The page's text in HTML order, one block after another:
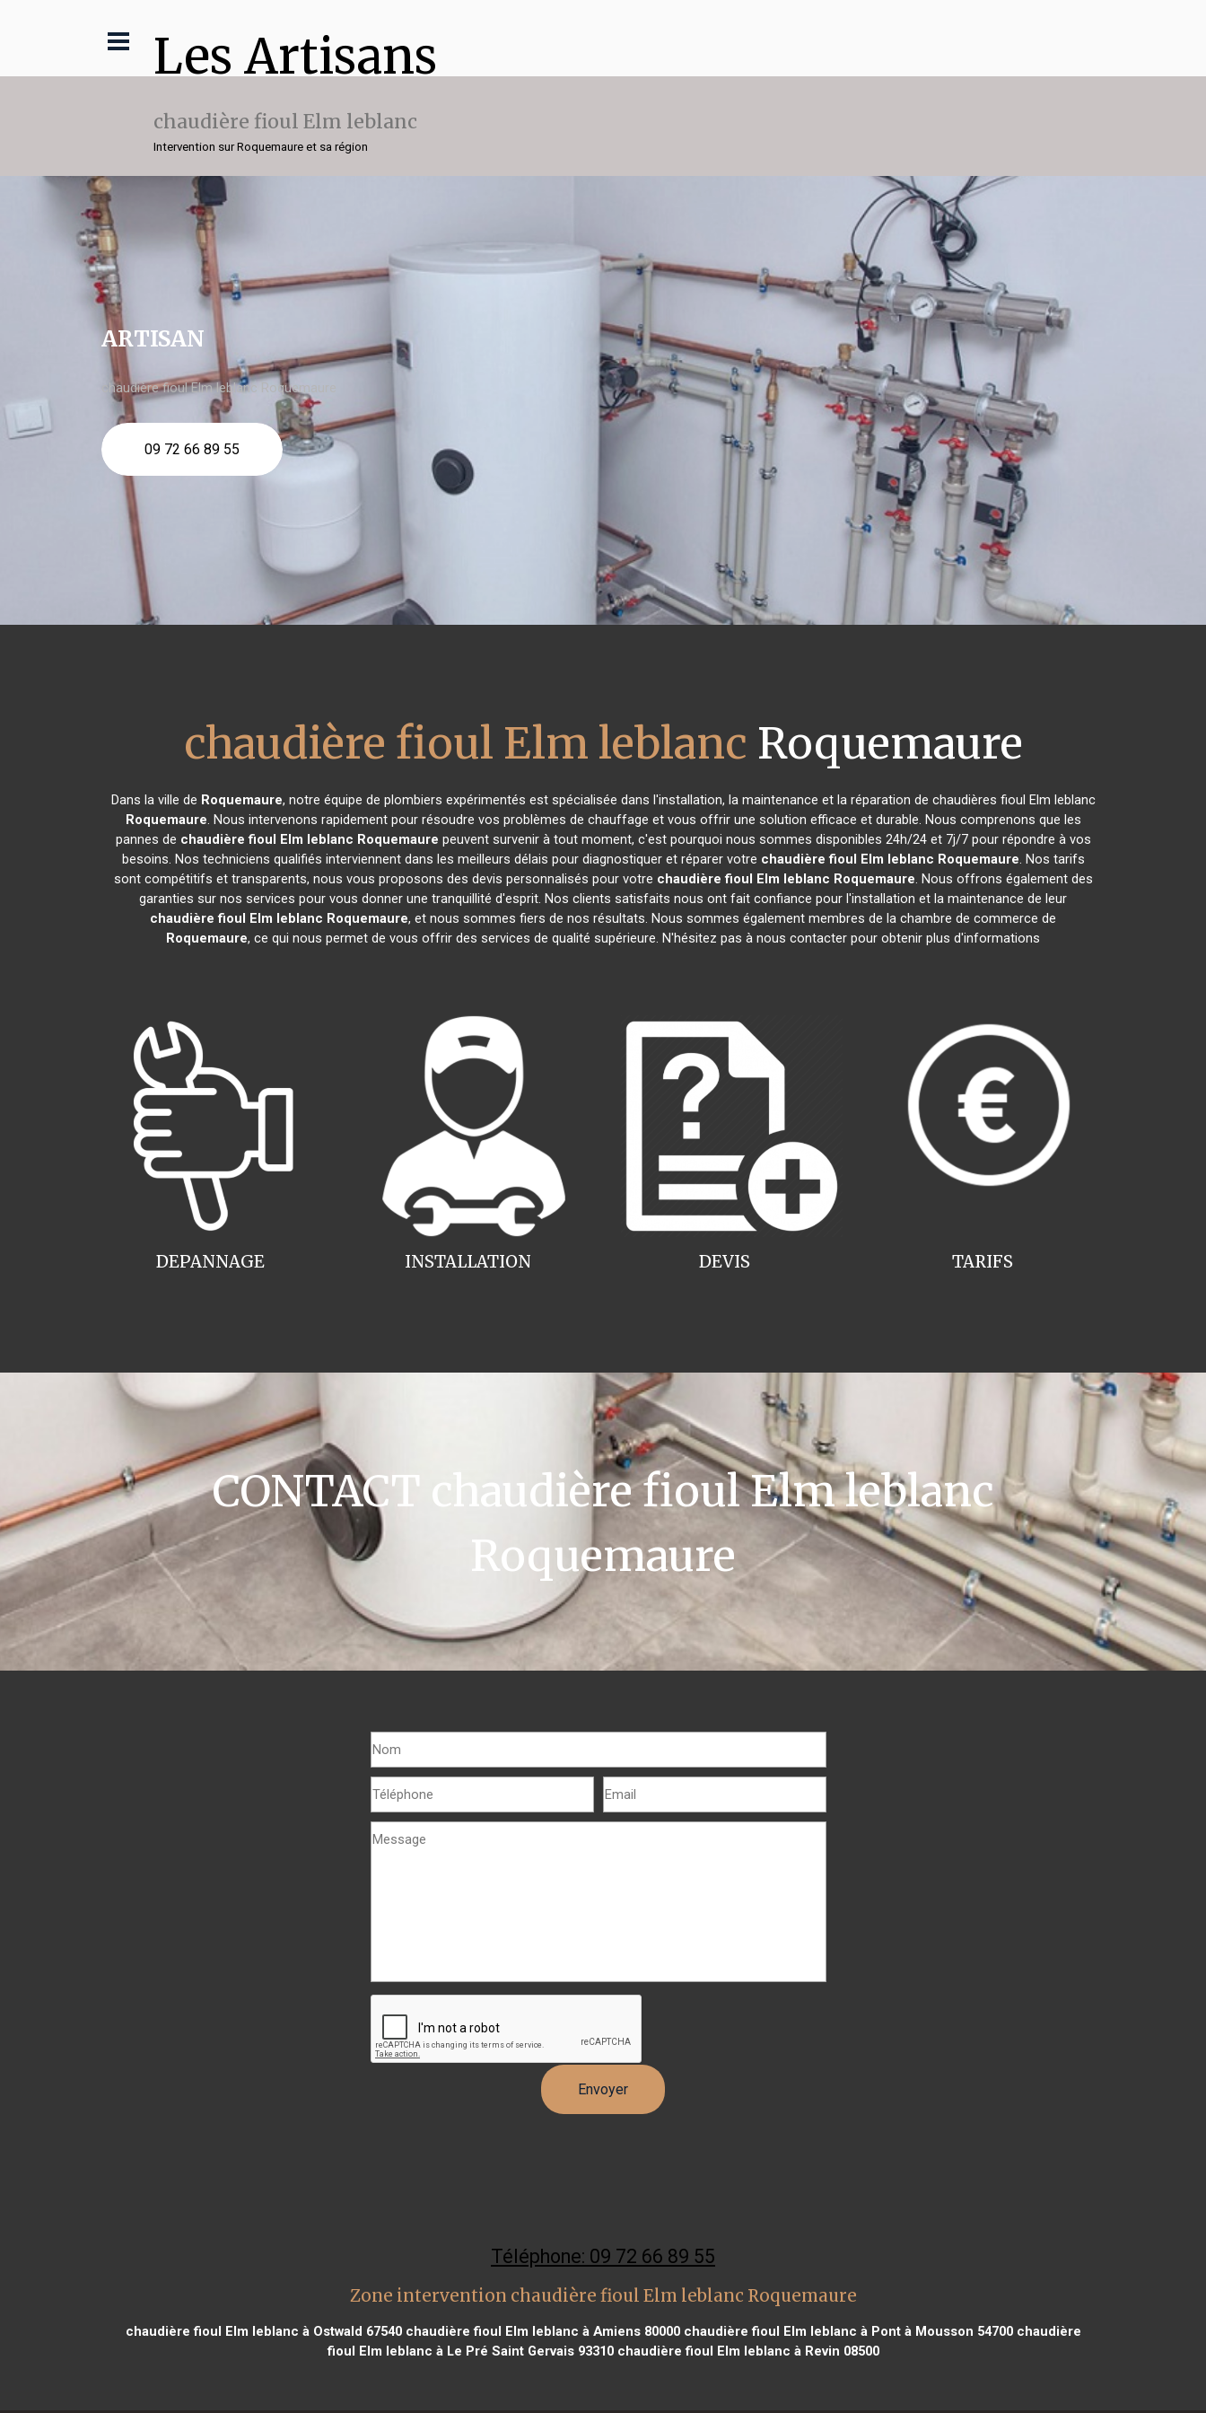
Les Artisans
chaudière fioul Elm leblanc
Intervention sur Roquemaure et sa région
ARTISAN
chaudière fioul Elm leblanc Roquemaure
09 72 66 89 55
chaudière fioul Elm leblanc Roquemaure
Dans la ville de Roquemaure, notre équipe de plombiers expérimentés est spécialisée dans l'installation, la maintenance et la réparation de chaudières fioul Elm leblanc
Roquemaure. Nous intervenons rapidement pour résoudre vos problèmes de chauffage et vous offrir une solution efficace et durable. Nous comprenons que les
pannes de chaudière fioul Elm leblanc Roquemaure peuvent survenir à tout moment, c'est pourquoi nous sommes disponibles 24h/24 et 7j/7 pour répondre à vos
besoins. Nos techniciens qualifiés interviennent dans les meilleurs délais pour diagnostiquer et réparer votre chaudière fioul Elm leblanc Roquemaure. Nos tarifs
sont compétitifs et transparents, nous vous proposons des devis personnalisés pour votre chaudière fioul Elm leblanc Roquemaure. Nous offrons également des
garanties sur nos services pour vous donner une tranquillité d'esprit. Nos clients satisfaits nous ont fait confiance pour l'installation et la maintenance de leur
chaudière fioul Elm leblanc Roquemaure, et nous sommes fiers de nos résultats. Nous sommes également membres de la chambre de commerce de
Roquemaure, ce qui nous permet de vous offrir des services de qualité supérieure. N'hésitez pas à nous contacter pour obtenir plus d'informations
INSTALLATION
DEPANNAGE TARIFS
DEVIS
CONTACT chaudière fioul Elm leblanc
Roquemaure
Téléphone: 09 72 66 89 55
Zone intervention chaudière fioul Elm leblanc Roquemaure
chaudière fioul Elm leblanc à Ostwald 67540chaudière fioul Elm leblanc à Amiens 80000chaudière fioul Elm leblanc à Pont à Mousson 54700chaudière
fioul Elm leblanc à Le Pré Saint Gervais 93310chaudière fioul Elm leblanc à Revin 08500